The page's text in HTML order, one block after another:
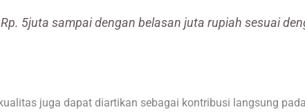
5juta sampai dengan belasan juta rupiah sesuai
juga dapat diartikan sebagai kontribusi langsung